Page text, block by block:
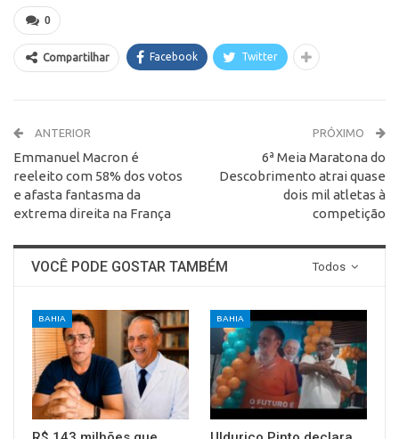
0
Compartilhar Facebook Twitter
ANTERIOR
Emmanuel Macron é
reeleito com 58% dos votos
e afasta fantasma da
extrema direita na França
PRÓXIMO
6ª Meia Maratona do
Descobrimento atrai quase
dois mil atletas à
competição
Todos
VOCÊ PODE GOSTAR TAMBÉM
BAHIA BAHIA